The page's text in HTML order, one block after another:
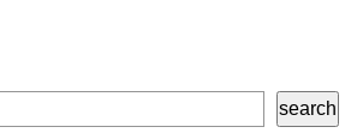
search